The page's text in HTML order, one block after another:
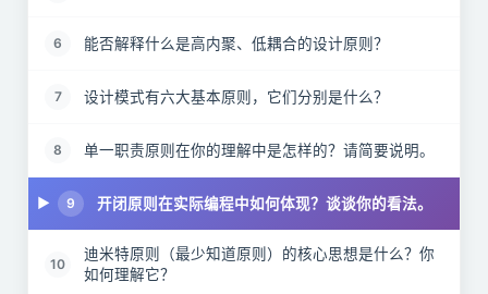
6 能否解释什么是高内聚、低耦合的设计原则？
7 设计模式有六大基本原则，它们分别是什么？
8 单一职责原则在你的理解中是怎样的？请简要说明。
9 开闭原则在实际编程中如何体现？谈谈你的看法。
10
迪米特原则（最少知道原则）的核心思想是什么？你
如何理解它？